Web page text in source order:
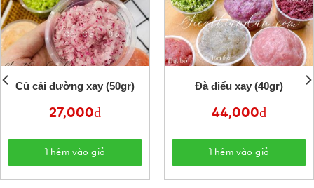
Củ cải đường xay (50gr)
27,000₫
Thêm vào giỏ
Đà điểu xay (40gr)
44,000₫
Thêm vào giỏ